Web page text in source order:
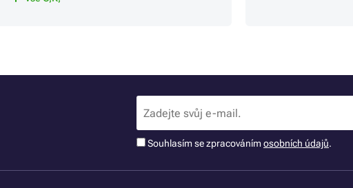
Souhlasím se zpracovánímosobních údajů.